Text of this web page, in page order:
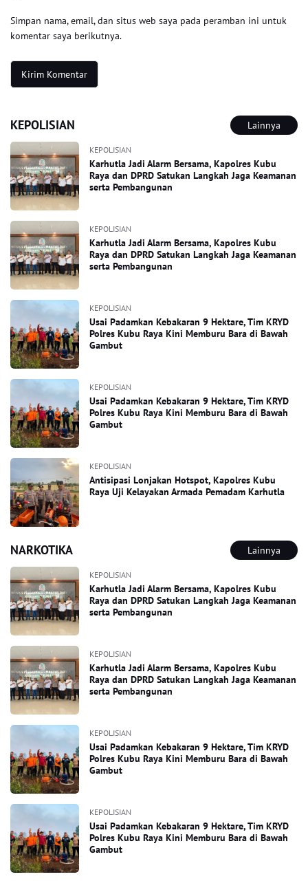
Simpan nama, email, dan situs web saya pada peramban ini untuk
komentar saya berikutnya.
KEPOLISIAN Lainnya
KEPOLISIAN
Karhutla Jadi Alarm Bersama, Kapolres Kubu
Raya dan DPRD Satukan Langkah Jaga Keamanan
serta Pembangunan
KEPOLISIAN
Karhutla Jadi Alarm Bersama, Kapolres Kubu
Raya dan DPRD Satukan Langkah Jaga Keamanan
serta Pembangunan
KEPOLISIAN
Usai Padamkan Kebakaran 9 Hektare, Tim KRYD
Polres Kubu Raya Kini Memburu Bara di Bawah
Gambut
KEPOLISIAN
Usai Padamkan Kebakaran 9 Hektare, Tim KRYD
Polres Kubu Raya Kini Memburu Bara di Bawah
Gambut
KEPOLISIAN
Antisipasi Lonjakan Hotspot, Kapolres Kubu
Raya Uji Kelayakan Armada Pemadam Karhutla
NARKOTIKA Lainnya
KEPOLISIAN
Karhutla Jadi Alarm Bersama, Kapolres Kubu
Raya dan DPRD Satukan Langkah Jaga Keamanan
serta Pembangunan
KEPOLISIAN
Karhutla Jadi Alarm Bersama, Kapolres Kubu
Raya dan DPRD Satukan Langkah Jaga Keamanan
serta Pembangunan
KEPOLISIAN
Usai Padamkan Kebakaran 9 Hektare, Tim KRYD
Polres Kubu Raya Kini Memburu Bara di Bawah
Gambut
KEPOLISIAN
Usai Padamkan Kebakaran 9 Hektare, Tim KRYD
Polres Kubu Raya Kini Memburu Bara di Bawah
Gambut